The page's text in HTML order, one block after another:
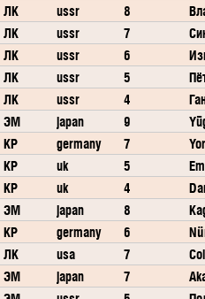
ЛК
ussr 8
ЛК
ussr 7
ЛК
ussr 6
ЛК
ussr 5
ЛК
ussr 4
ЭМ
japan 9
КР
germany 7
КР
uk 5
КР
uk 4
ЭМ
japan 8
КР
germany 6
ЛК
usa 7
ЭМ
japan 7